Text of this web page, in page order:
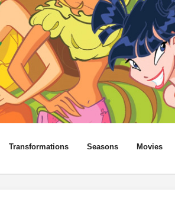
Transformations Seasons Movies